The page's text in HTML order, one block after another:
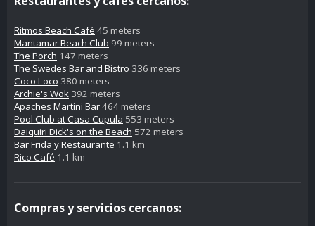
Ritmos Beach Café 45 meters
Mantamar Beach Club 99 meters
The Porch 147 meters
The Swedes Bar and Bistro 336 meters
Coco Loco 380 meters
Archie's Wok 392 meters
Apaches Martini Bar464 meters
Pool Club at Casa Cupula 553 meters
Daiquiri Dick's on the Beach 572 meters
Bar Frida y Restaurante 1.1 km
Rico Café 1.1 km
Compras y servicios cercanos: